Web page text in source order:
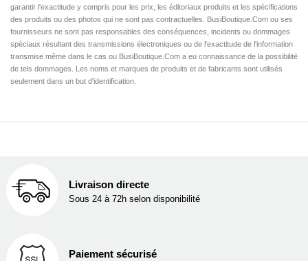
garantir l'exactitude y compris pour les prix, les éditoriaux produits et les spécifications
des produits ou des photos qui ne sont pas contractuelles. BusiBoutique.Com ou ses
fournisseurs ne sont pas responsables des conséquences, incidents ou dommages
spéciaux résultant des transmissions électroniques ou de l'exactitude de l'information
transmise même dans le cas ou BusiBoutique.Com a eu connaissance de la possibilité
de tels dommages. Les noms et marques de produits et de fabricants sont utilisés
seulement dans un but d'identification.
Livraison directe
Sous 24 à 72h selon disponibilité
Paiement sécurisé